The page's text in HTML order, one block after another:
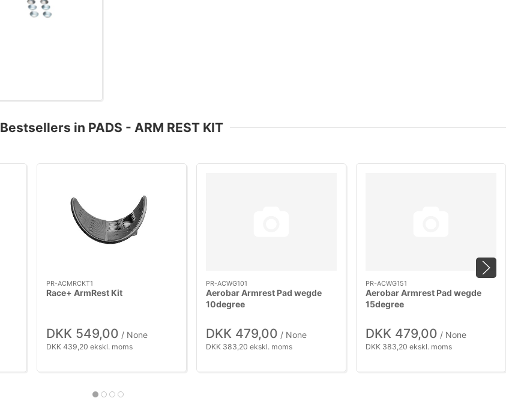
Bestsellers in PADS - ARM REST KIT
PR-ACMRCKT1
Race+ ArmRest Kit
DKK 549,00 / None
DKK 439,20 ekskl. moms
PR-ACWG101
Aerobar Armrest Pad wegde
10degree
DKK 479,00 / None
DKK 383,20 ekskl. moms
PR-ACWG151
Aerobar Armrest Pad wegde
15degree
DKK 479,00 / None
DKK 383,20 ekskl. moms